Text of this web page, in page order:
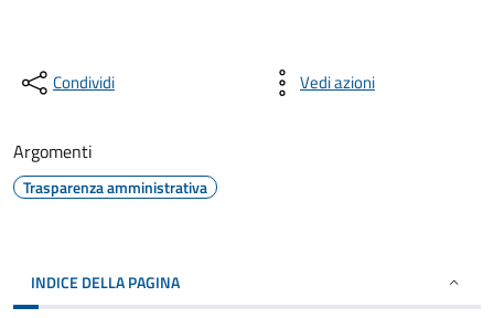
Condividi Vedi azioni
Argomenti
Trasparenza amministrativa
INDICE DELLA PAGINA